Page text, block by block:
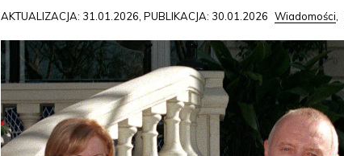
AKTUALIZACJA: 31.01.2026, PUBLIKACJA: 30.01.2026 Wiadomości,